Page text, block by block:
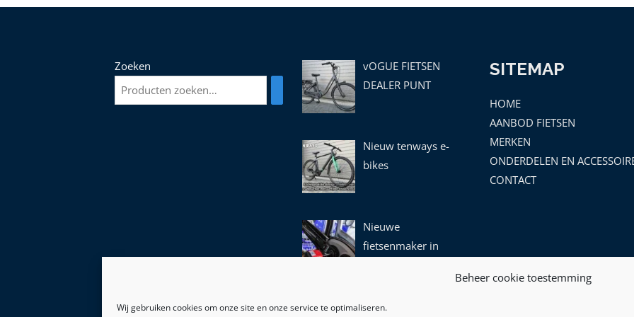
Beheer cookie toestemming
Wij gebruiken cookies om onze site en onze service te optimaliseren.
Zoeken
vOGUE FIETSEN
DEALER PUNT
Nieuw tenways e-
bikes
Nieuwe
fietsenmaker in
SITEMAP
HOME
AANBOD FIETSEN
MERKEN
ONDERDELEN EN
CONTACT